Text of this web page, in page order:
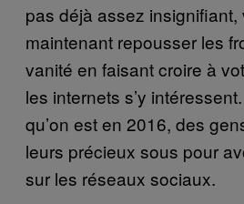
pas déjà assez
maintenant repousser les
vanité en faisant croire à
les internets s’y
qu’on est en 2016, des
leurs précieux sous pour
sur les réseaux sociaux.